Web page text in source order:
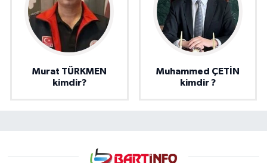
Murat TÜRKMEN
kimdir?
Muhammed ÇETİN
kimdir ?